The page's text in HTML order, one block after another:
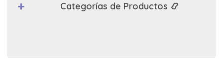
Categorías de Productos 📿